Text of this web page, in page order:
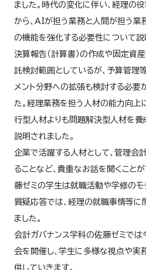
ました。時代の変化に伴い、経理の
から、AIが担う業務と人間が担う業
の機能を強化する必要性について説
決算報告（計算書）の作成や固定資
託検討範囲としているが、予算管理
メント分野への拡張も検討する必要
た。経理業務を担う人材の能力向上
行型人材よりも問題解決型人材を
説明されました。
企業で活躍する人材として、管理会
ることなど、貴重なお話を聞くこと
藤ゼミの学生は就職活動や学修のモ
質疑応答では、経理の就職事情等に
ました。
会計ガバナンス学科の佐藤ゼミで
会を開催し、学生に多様な視点や
供していきます。